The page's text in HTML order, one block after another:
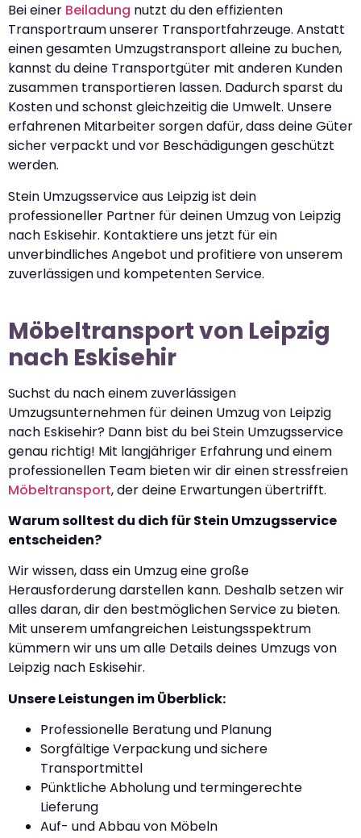
Bei einer Beiladung nutzt du den effizienten
Transportraum unserer Transportfahrzeuge. Anstatt
einen gesamten Umzugstransport alleine zu buchen,
kannst du deine Transportgüter mit anderen Kunden
zusammen transportieren lassen. Dadurch sparst du
Kosten und schonst gleichzeitig die Umwelt. Unsere
erfahrenen Mitarbeiter sorgen dafür, dass deine Güter
sicher verpackt und vor Beschädigungen geschützt
werden.
Stein Umzugsservice aus Leipzig ist dein
professioneller Partner für deinen Umzug von Leipzig
nach Eskisehir. Kontaktiere uns jetzt für ein
unverbindliches Angebot und profitiere von unserem
zuverlässigen und kompetenten Service.
Möbeltransport von Leipzig
nach Eskisehir
Suchst du nach einem zuverlässigen
Umzugsunternehmen für deinen Umzug von Leipzig
nach Eskisehir? Dann bist du bei Stein Umzugsservice
genau richtig! Mit langjähriger Erfahrung und einem
professionellen Team bieten wir dir einen stressfreien
Möbeltransport, der deine Erwartungen übertrifft.
Warum solltest du dich für Stein Umzugsservice
entscheiden?
Wir wissen, dass ein Umzug eine große
Herausforderung darstellen kann. Deshalb setzen wir
alles daran, dir den bestmöglichen Service zu bieten.
Mit unserem umfangreichen Leistungsspektrum
kümmern wir uns um alle Details deines Umzugs von
Leipzig nach Eskisehir.
Unsere Leistungen im Überblick:
Professionelle Beratung und Planung
Sorgfältige Verpackung und sichere
Transportmittel
Pünktliche Abholung und termingerechte
Lieferung
Auf- und Abbau von Möbeln